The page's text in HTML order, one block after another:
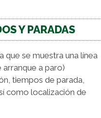
Y PARADAS
que se muestra una línea
a paro)
tiempos de parada,
como localización de